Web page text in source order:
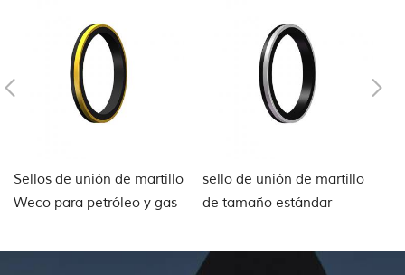
Sellos de unión de martillo
Weco para petróleo y gas
sello de unión de martillo
de tamaño estándar